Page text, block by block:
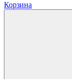
Корзина